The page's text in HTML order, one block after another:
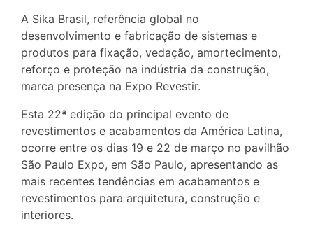
A Sika Brasil, referência global no
desenvolvimento e fabricação de sistemas e
produtos para fixação, vedação, amortecimento,
reforço e proteção na indústria da construção,
marca presença na Expo Revestir.
Esta 22ª edição do principal evento de
revestimentos e acabamentos da América Latina,
ocorre entre os dias 19 e 22 de março no pavilhão
São Paulo Expo, em São Paulo, apresentando as
mais recentes tendências em acabamentos e
revestimentos para arquitetura, construção e
interiores.